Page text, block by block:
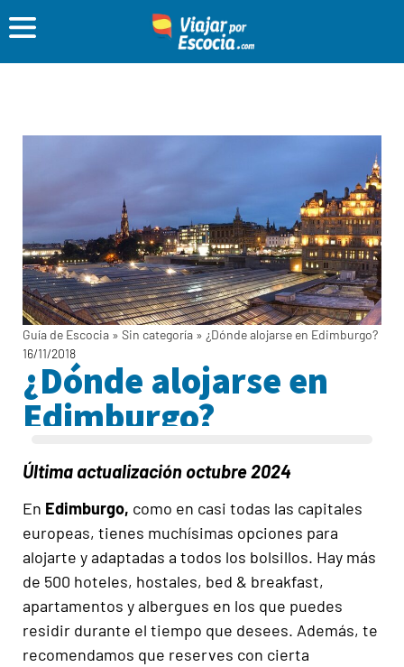
Guía de Escocia » Sin categoría » ¿Dónde alojarse en Edimburgo?
16/11/2018
¿Dónde alojarse en
Edimburgo?
Última actualización octubre 2024
En Edimburgo, como en casi todas las capitales
europeas, tienes muchísimas opciones para
alojarte y adaptadas a todos los bolsillos. Hay más
de 500 hoteles, hostales, bed & breakfast,
apartamentos y albergues en los que puedes
residir durante el tiempo que desees. Además, te
recomendamos que reserves con cierta